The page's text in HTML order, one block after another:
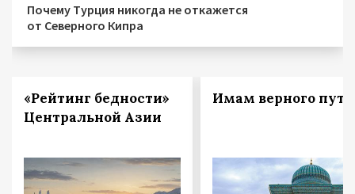
Почему Турция никогда не откажется
от Северного Кипра
«Рейтинг бедности»
Центральной Азии
Имам верного пути